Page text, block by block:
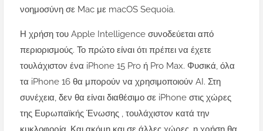
νοημοσύνη σε Mac με macOS Sequoia.
Η χρήση του Apple Intelligence συνοδεύεται από
περιορισμούς. Το πρώτο είναι ότι πρέπει να έχετε
τουλάχιστον ένα iPhone 15 Pro ή Pro Max. Φυσικά, όλα
τα iPhone 16 θα μπορούν να χρησιμοποιούν AI. Στη
συνέχεια, δεν θα είναι διαθέσιμο σε iPhone στις χώρες
της Ευρωπαϊκής Ένωσης , τουλάχιστον κατά την